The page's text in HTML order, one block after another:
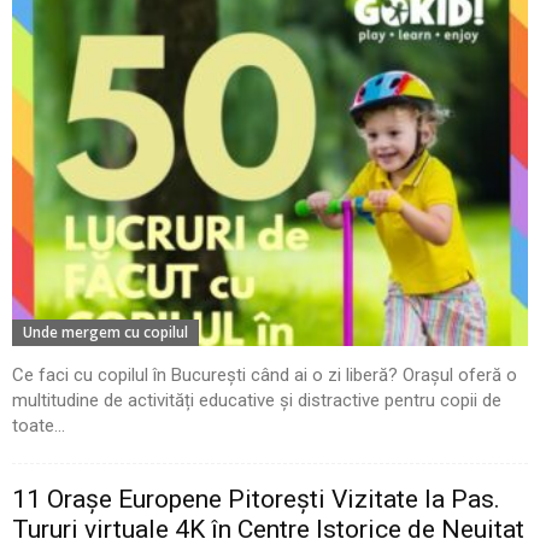
Unde mergem cu copilul
Ce faci cu copilul în București când ai o zi liberă? Orașul oferă o
multitudine de activități educative și distractive pentru copii de
toate...
11 Oraşe Europene Pitoreşti Vizitate la Pas.
Tururi virtuale 4K în Centre Istorice de Neuitat